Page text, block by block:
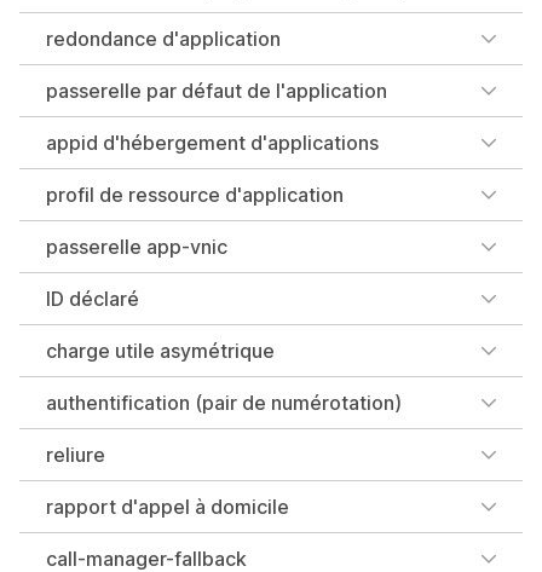
redondance d'application
passerelle par défaut de l'application
appid d'hébergement d'applications
profil de ressource d'application
passerelle app-vnic
ID déclaré
charge utile asymétrique
authentification (pair de numérotation)
reliure
rapport d'appel à domicile
call-manager-fallback